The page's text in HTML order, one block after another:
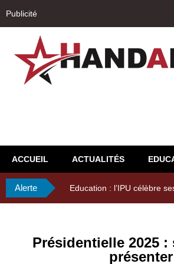
Publicité
ACCUEIL ACTUALITÉS
Alerte 29ème Assemblée
Présidentielle 2025